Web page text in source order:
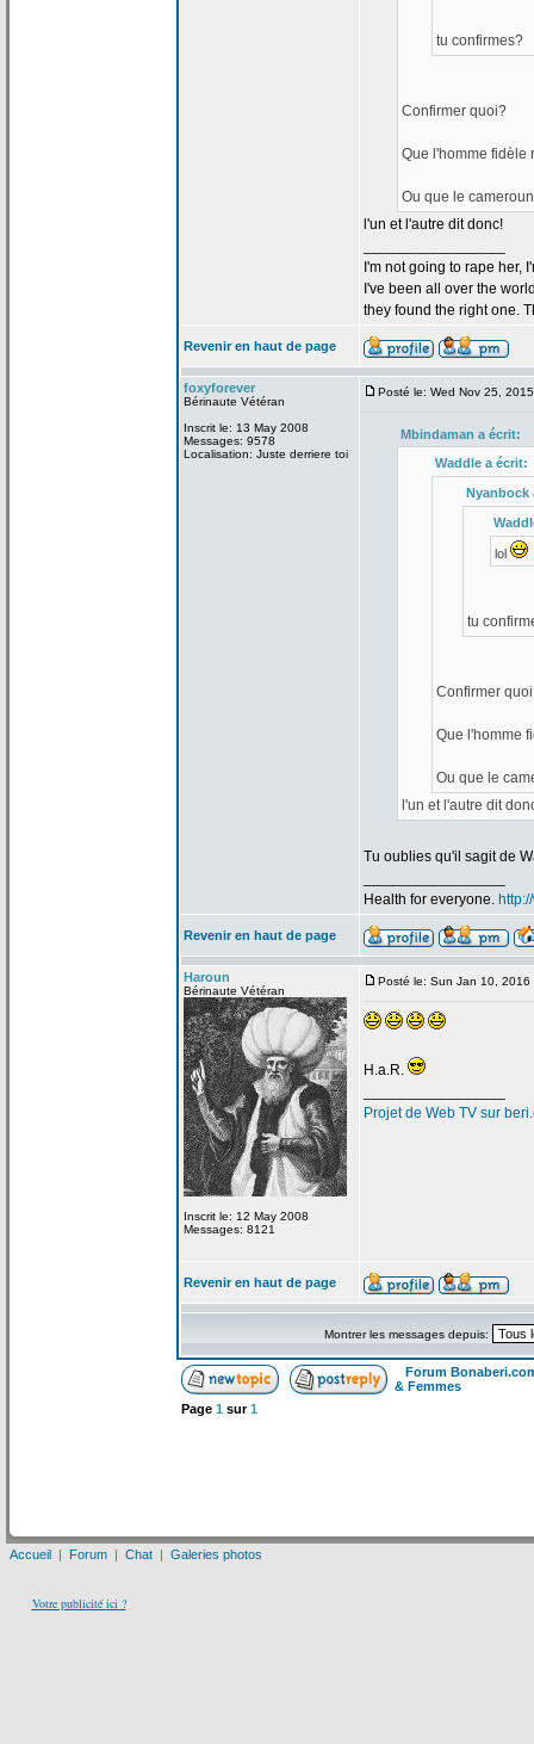
tu confirmes?
Confirmer quoi?
Que l'homme fidèle
Ou que le
l'un et l'autre dit donc!
I'm not going to rape her,
I've been all over the
they found the right one.
Revenir en haut de page
foxyforever
Bérinaute Vétéran
Inscrit le: 13 May 2008
Messages: 9578
Localisation: Juste derriere toi
Posté le: Wed Nov 25,
Mbindaman a écrit:
Waddle aécrit:
Nyanbock
lol
tu
Confirmer
Que l'homme
Ou que le
l'un et l'autre dit
Tu oublies qu'il sagit de
Health for everyone.
Revenir en haut de page
Haroun
Bérinaute Vétéran
Inscrit le: 12 May 2008
Messages: 8121
Posté le: Sun Jan 10, 2016
H.a.R.
Projet de Web TV sur
Revenir en haut de page
Montrer les messages depuis:
Forum
& Femmes
Page 1 sur1
Accueil | Forum | Chat | Galeries photos
Votre publicité ici ?